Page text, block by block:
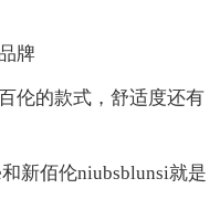
牌
伦的款式，舒适度还有
新佰伦niubsblunsi就是